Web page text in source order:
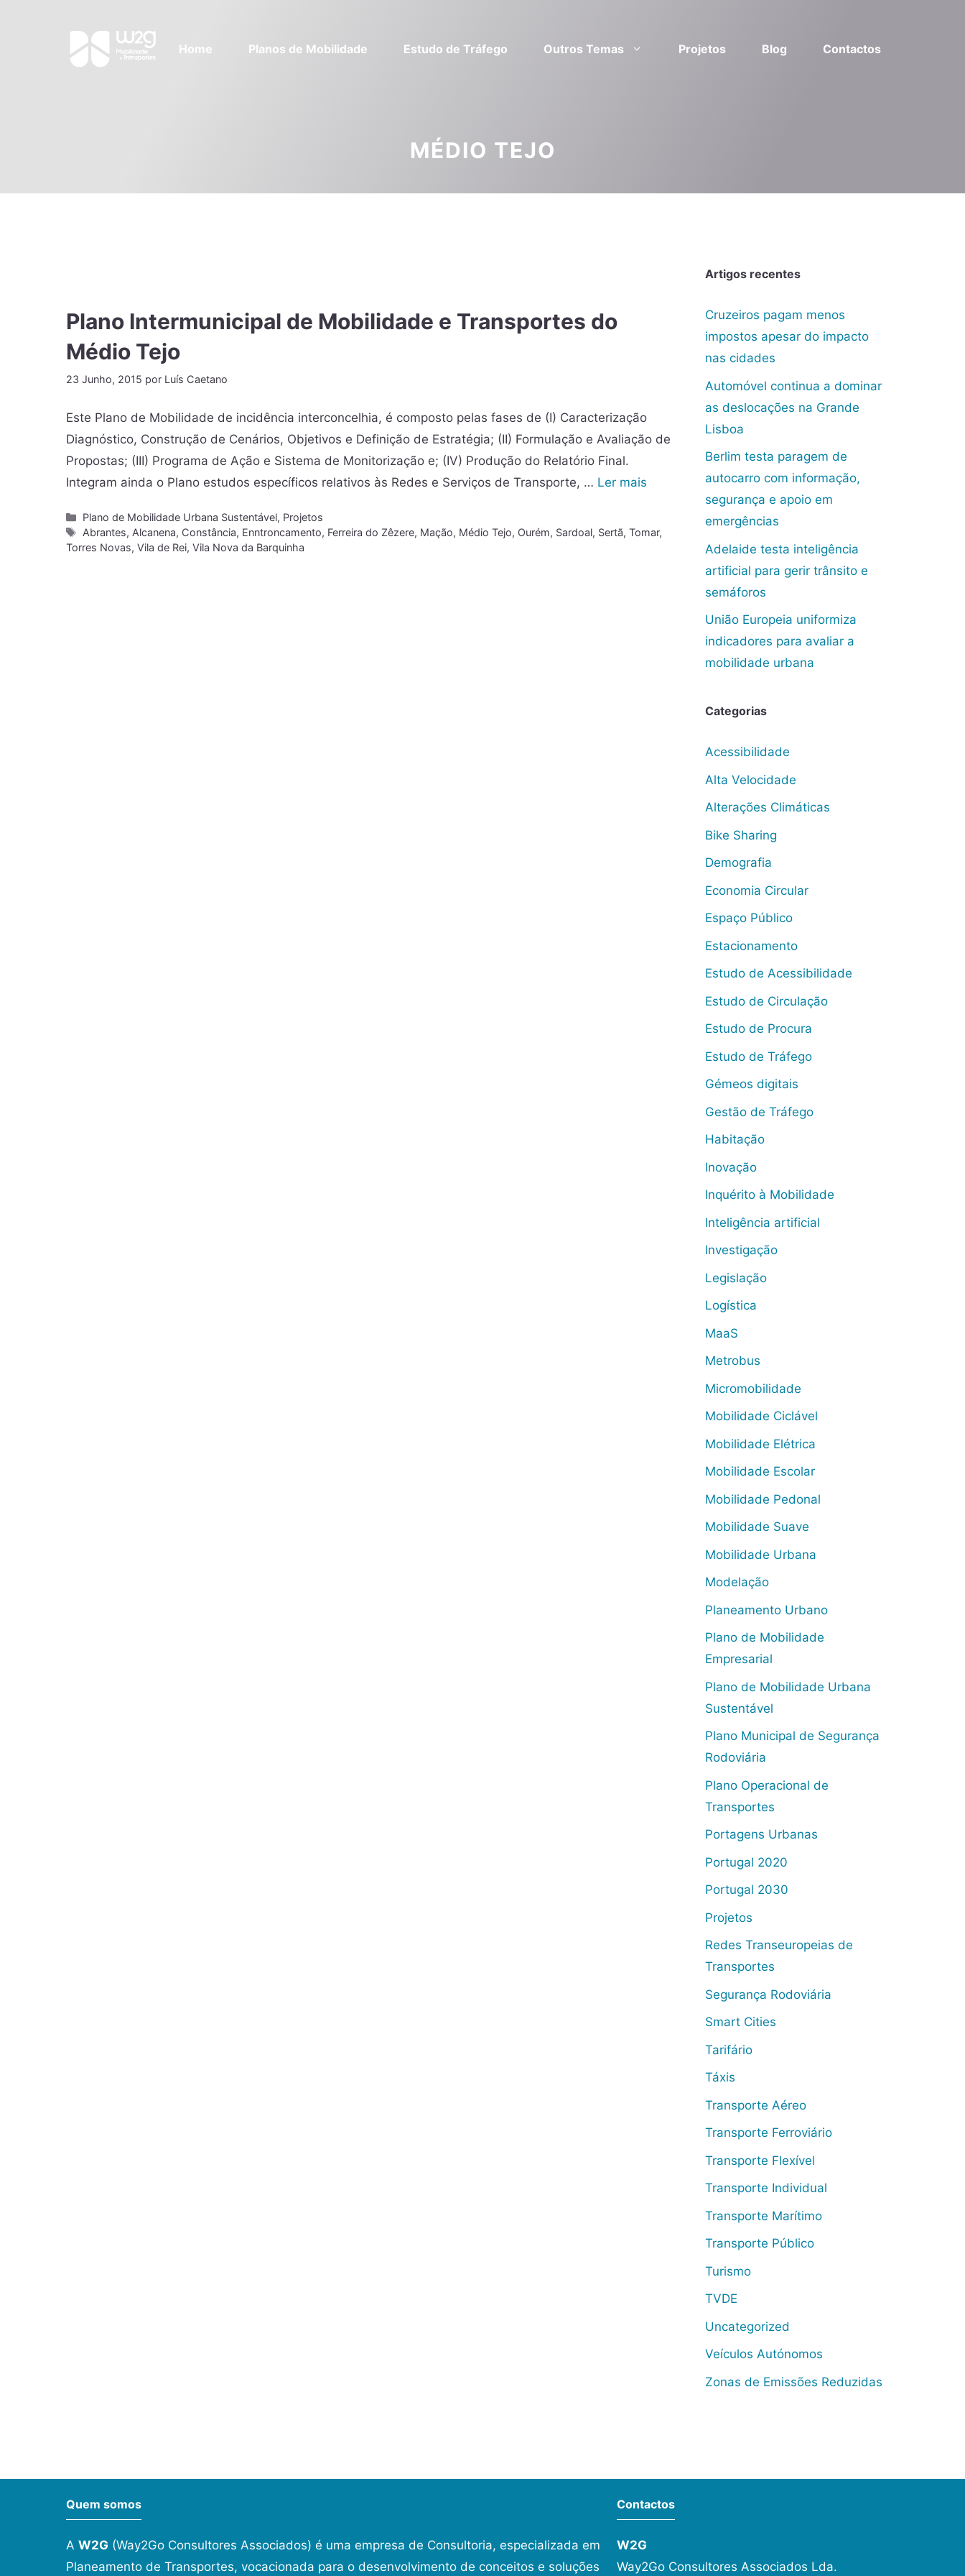
Home Planos de Mobilidade Estudo de Tráfego Outros Temas Projetos Blog Contactos
MÉDIO TEJO
Plano Intermunicipal de Mobilidade e Transportes do
Médio Tejo
23 Junho, 2015 por Luís Caetano
Este Plano de Mobilidade de incidência interconcelhia, é composto pelas fases de (I) Caracterização
Diagnóstico, Construção de Cenários, Objetivos e Definição de Estratégia; (II) Formulação e Avaliação de
Propostas; (III) Programa de Ação e Sistema de Monitorização e; (IV) Produção do Relatório Final.
Integram ainda o Plano estudos específicos relativos às Redes e Serviços de Transporte, … Ler mais
Plano de Mobilidade Urbana Sustentável, Projetos
Abrantes, Alcanena, Constância, Enntroncamento, Ferreira do Zêzere, Mação, Médio Tejo, Ourém, Sardoal, Sertã,Tomar,
Torres Novas, Vila de Rei, Vila Nova da Barquinha
Artigos recentes
Cruzeiros pagam menos
impostos apesar do impacto
nas cidades
Automóvel continua a dominar
as deslocações na Grande
Lisboa
Berlim testa paragem de
autocarro com informação,
segurança e apoio em
emergências
Adelaide testa inteligência
artificial para gerir trânsito e
semáforos
União Europeia uniformiza
indicadores para avaliar a
mobilidade urbana
Categorias
Acessibilidade
Alta Velocidade
Alterações Climáticas
Bike Sharing
Demografia
Economia Circular
Espaço Público
Estacionamento
Estudo de Acessibilidade
Estudo de Circulação
Estudo de Procura
Estudo de Tráfego
Gémeos digitais
Gestão de Tráfego
Habitação
Inovação
Inquérito à Mobilidade
Inteligência artificial
Investigação
Legislação
Logística
MaaS
Metrobus
Micromobilidade
Mobilidade Ciclável
Mobilidade Elétrica
Mobilidade Escolar
Mobilidade Pedonal
Mobilidade Suave
Mobilidade Urbana
Modelação
Planeamento Urbano
Plano de Mobilidade
Empresarial
Plano de Mobilidade Urbana
Sustentável
Plano Municipal de Segurança
Rodoviária
Plano Operacional de
Transportes
Portagens Urbanas
Portugal 2020
Portugal 2030
Projetos
Redes Transeuropeias de
Transportes
Segurança Rodoviária
Smart Cities
Tarifário
Táxis
Transporte Aéreo
Transporte Ferroviário
Transporte Flexível
Transporte Individual
Transporte Marítimo
Transporte Público
Turismo
TVDE
Uncategorized
Veículos Autónomos
Zonas de Emissões Reduzidas
Quem somos
A W2G (Way2Go Consultores Associados) é uma empresa de Consultoria, especializada em
Planeamento de Transportes, vocacionada para o desenvolvimento de conceitos e soluções
Contactos
W2G
Way2Go Consultores Associados Lda.